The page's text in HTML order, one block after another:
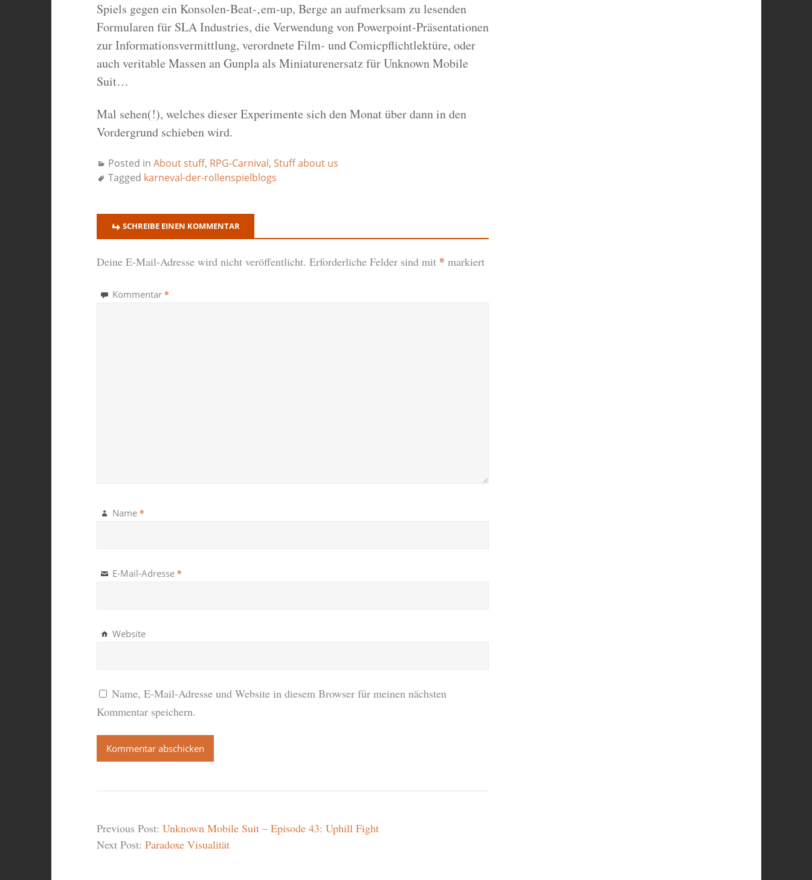
Spiels gegen ein Konsolen-Beat-‚em-up, Berge an aufmerksam zu lesenden
Formularen für SLA Industries, die Verwendung von Powerpoint-Präsentationen
zur Informationsvermittlung, verordnete Film- und Comicpflichtlektüre, oder
auch veritable Massen an Gunpla als Miniaturenersatz für Unknown Mobile
Suit…
Mal sehen(!), welches dieser Experimente sich den Monat über dann in den
Vordergrund schieben wird.
Posted in About stuff, RPG-Carnival, Stuff about us
Tagged karneval-der-rollenspielblogs
SCHREIBE EINEN KOMMENTAR
Deine E-Mail-Adresse wird nicht veröffentlicht. Erforderliche Felder sind mit * markiert
Kommentar *
Name *
E-Mail-Adresse *
Website
Name, E-Mail-Adresse und Website in diesem Browser für meinen nächsten
Kommentar speichern.
Previous Post: Unknown Mobile Suit – Episode 43: Uphill Fight
Next Post: Paradoxe Visualität